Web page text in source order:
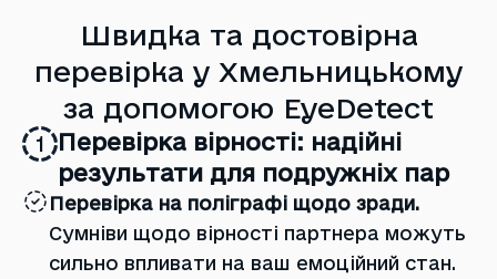
Швидка та достовірна
перевірка у Хмельницькому
за допомогою EyeDetect
1
Перевірка вірності: надійні
результати для подружніх пар
Перевірка на поліграфі щодо зради.
Сумніви щодо вірності партнера можуть
сильно впливати на ваш емоційний стан.